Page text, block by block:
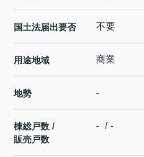
国土法届出要否 不要
用途地域 商業
地勢 -
棟総戸数 /
販売戸数
- / -